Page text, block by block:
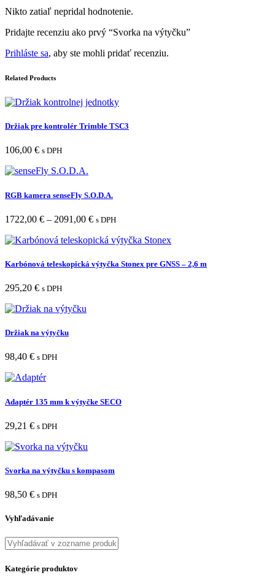
Nikto zatiaľ nepridal hodnotenie.
Pridajte recenziu ako prvý “Svorka na výtyčku”
Prihláste sa, aby ste mohli pridať recenziu.
Related Products
Držiak pre kontrolér Trimble TSC3
106,00 € s DPH
RGB kamera senseFly S.O.D.A.
1722,00 € – 2091,00 € s DPH
Karbónová teleskopická výtyčka Stonex pre GNSS – 2,6 m
295,20 € s DPH
Držiak na výtyčku
98,40 € s DPH
Adaptér 135 mm k výtyčke SECO
29,21 € s DPH
Svorka na výtyčku s kompasom
98,50 € s DPH
Vyhľadávanie
Kategórie produktov